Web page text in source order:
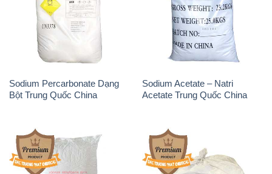
Sodium Percarbonate Dạng
Bột Trung Quốc China
Sodium Acetate – Natri
Acetate Trung Quốc China